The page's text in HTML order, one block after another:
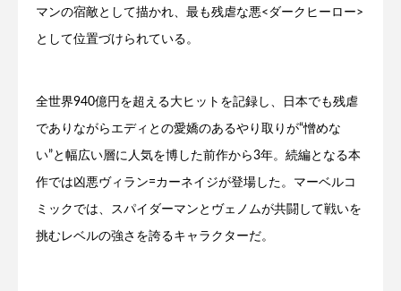
マンの宿敵として描かれ、最も残虐な悪<ダークヒーロー>
として位置づけられている。
全世界940億円を超える大ヒットを記録し、日本でも残虐
でありながらエディとの愛嬌のあるやり取りが“憎めな
い”と幅広い層に人気を博した前作から3年。続編となる本
作では凶悪ヴィラン=カーネイジが登場した。マーベルコ
ミックでは、スパイダーマンとヴェノムが共闘して戦いを
挑むレベルの強さを誇るキャラクターだ。